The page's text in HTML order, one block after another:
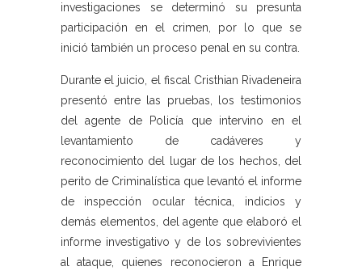
investigaciones se determinó su presunta
participación en el crimen, por lo que se
inició también un proceso penal en su contra.
Durante el juicio, el fiscal Cristhian Rivadeneira
presentó entre las pruebas, los testimonios
del agente de Policía que intervino en el
levantamiento de cadáveres y
reconocimiento del lugar de los hechos, del
perito de Criminalística que levantó el informe
de inspección ocular técnica, indicios y
demás elementos, del agente que elaboró el
informe investigativo y de los sobrevivientes
al ataque, quienes reconocieron a Enrique